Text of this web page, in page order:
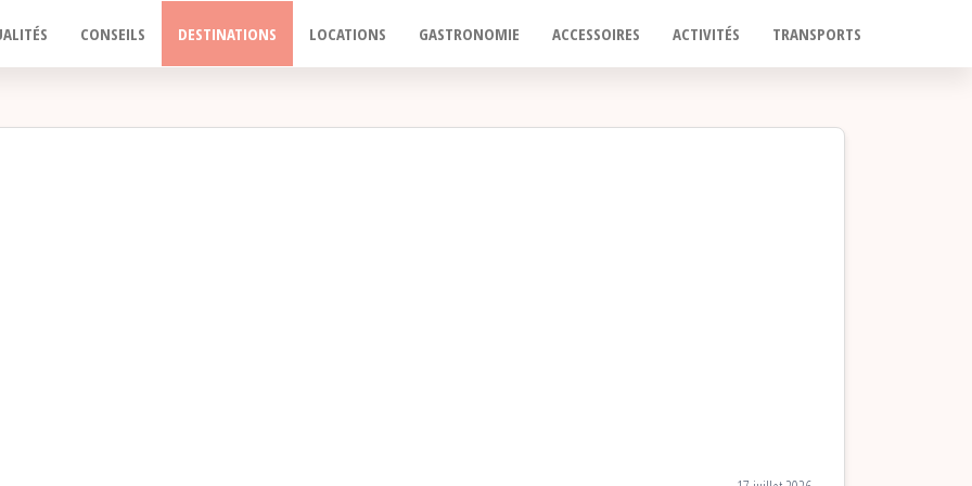
CONSEILS DESTINATIONS LOCATIONS GASTRONOMIE ACCESSOIRES ACTIVITÉS TRANSPORTS